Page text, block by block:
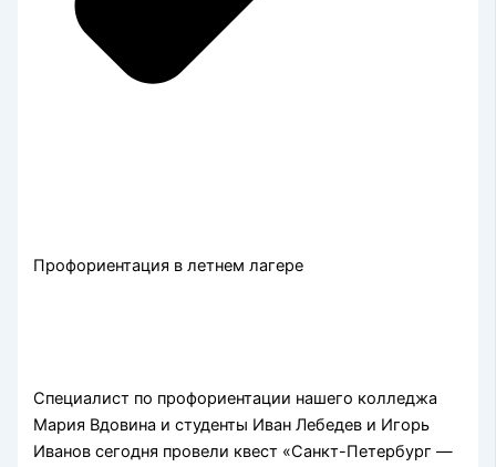
Профориентация в летнем лагере
Специалист по профориентации нашего колледжа
Мария Вдовина и студенты Иван Лебедев и Игорь
Иванов сегодня провели квест «Санкт-Петербург —